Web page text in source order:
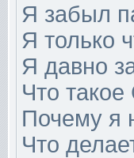
Я забыл
Я только
Я давно
Что такое
Почему я
Что